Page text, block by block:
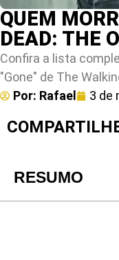
QUEM
DEAD: THE
Confira a lista
"Gone" de The
Por: Rafael 3 de
RESUMO